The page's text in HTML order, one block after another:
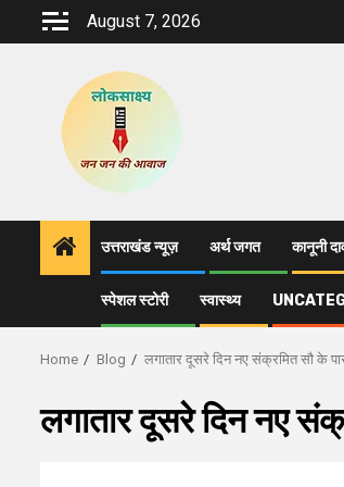
August 7, 2026
उत्तराखंड न्यूज़ अर्थ जगत कानूनी
स्पेशल स्टोरी स्वास्थ्य
Home Blog लगातार दूसरे दिन नए संक्रमित सौ के
लगातार दूसरे दिन नए